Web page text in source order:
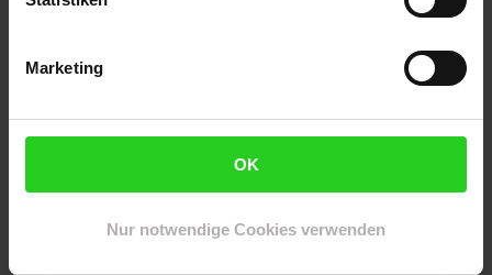
Marketing
OK
Nur notwendige Cookies verwenden
mit ultraniedriger Latenz und knackigem, fühlbarem
60g-Gaming-Maus. Diese Maus bricht jede Barriere zwischen
dir und dem Sieg und bietet eine Vielzahl an fortschrittlichen
Artikelnummer: 3095549000
Artikel gehört zur Kategorie:Computer- & Notebook-Zubehör